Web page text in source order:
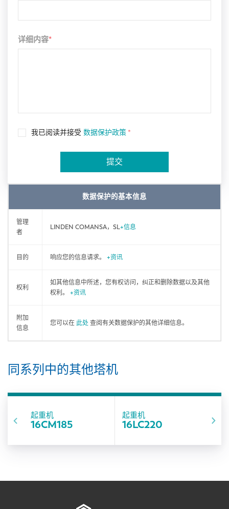
详细内容*
我已阅读并接受 数据保护政策 *
提交
数据保护的基本信息
管理
者
LINDEN COMANSA，SL+信息
目的 响应您的信息请求。 +资讯
权利
如其他信息中所述，您有权访问，纠正和删除数据以及其他
权利。 +资讯
附加
信息
您可以在 此处 查阅有关数据保护的其他详细信息。
同系列中的其他塔机
起重机
16CM185
起重机
16LC220